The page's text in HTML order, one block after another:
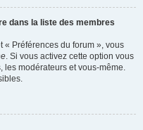
dans la liste des membres
« Préférences du forum », vous
. Si vous activez cette option vous
les modérateurs et vous-même.